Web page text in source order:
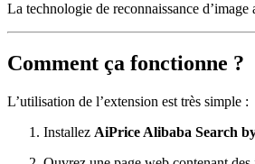
La technologie de reconnaissance
Comment ça fonctionne ?
L’utilisation de l’extension est très simple :
Installez AiPrice Alibaba Search